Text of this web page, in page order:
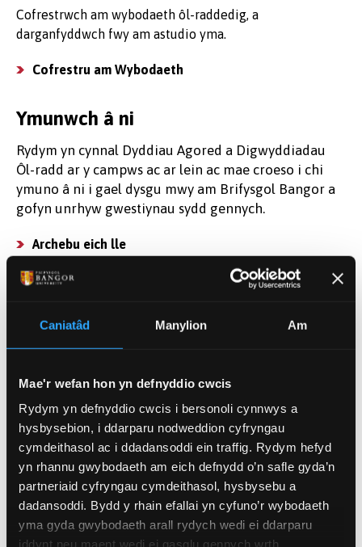
Caniatâd Manylion Am
Mae'r wefan hon yn defnyddio cwcis
Rydym yn defnyddio cwcis i bersonoli cynnwys a
hysbysebion, i ddarparu nodweddion cyfryngau
cymdeithasol ac i ddadansoddi ein traffig. Rydym hefyd
yn rhannu gwybodaeth am eich defnydd o’n safle gyda’n
partneriaid cyfryngau cymdeithasol, hysbysebu a
dadansoddi. Bydd y rhain efallai yn cyfuno’r wybodaeth
yma gyda gwybodaeth arall rydych wedi ei ddarparu
iddynt neu maent wedi ei gasglu gennych wrth
Cofrestrwch am wybodaeth ôl-raddedig, a
darganfyddwch fwy am astudio yma.
Cofrestru am Wybodaeth
Ymunwch â ni
Rydym yn cynnal Dyddiau Agored a Digwyddiadau
Ôl-radd ar y campws ac ar lein ac mae croeso i chi
ymuno â ni i gael dysgu mwy am Brifysgol Bangor a
gofyn unrhyw gwestiynau sydd gennych.
Archebu eich lle
Cyfleusterau
Rydym yn cynnig cymorth i weithgareddau ymchwil
ac mae gennym nifer o adnoddau arbennigol
Yr Ysgol Ddoethurol
Prwpas yr Ysgol Ddoethurol yw cyfoethogi eich
profiad chi fel myfyriwr ymchwil ôl-radd ym Mangor,
ac i sicrhau eich bod yn gwireddu eich potensial yn
llawn.